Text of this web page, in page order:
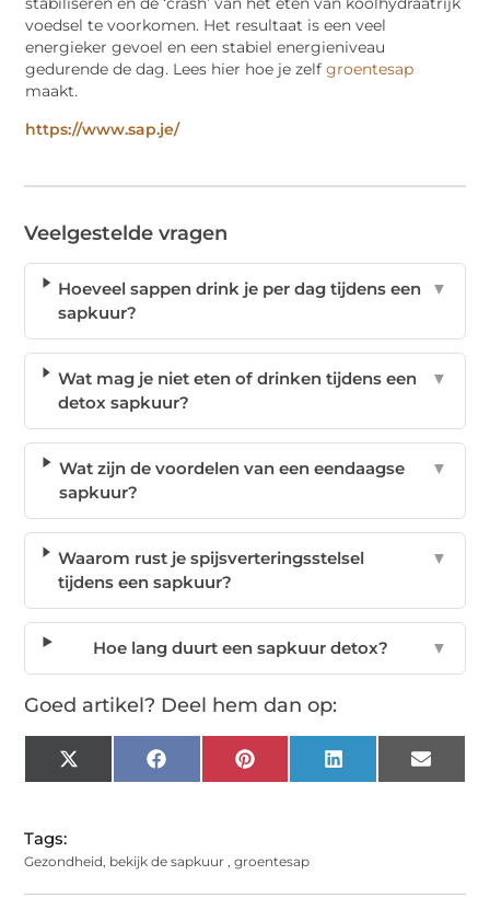
voedsel te voorkomen. Het resultaat is een veel
energieker gevoel en een stabiel energieniveau
gedurende de dag. Lees hier hoe je zelfgroentesap
maakt.
https://www.sap.je/
Veelgestelde vragen
Hoeveel sappen drink je per dag tijdens een
sapkuur?
▼
Wat mag je niet eten of drinken tijdens een
detox sapkuur?
▼
Wat zijn de voordelen van een eendaagse
sapkuur?
▼
Waarom rust je spijsverteringsstelsel
tijdens een sapkuur?
▼
Hoe lang duurt een sapkuur detox? ▼
Goed artikel? Deel hem dan op:
X
(Twitter)
Facebook Pinterest LinkedIn Email
Tags:
Gezondheid, bekijk de sapkuur ,groentesap